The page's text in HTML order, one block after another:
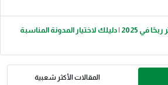
أنواع المدونات الأكثر ربحًا في 2025 | دليلك لاختيار المدونة المناسبة
المقالات الأكثر شعبية